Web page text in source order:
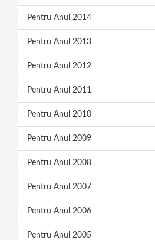
Pentru Anul 2014
Pentru Anul 2013
Pentru Anul 2012
Pentru Anul 2011
Pentru Anul 2010
Pentru Anul 2009
Pentru Anul 2008
Pentru Anul 2007
Pentru Anul 2006
Pentru Anul 2005